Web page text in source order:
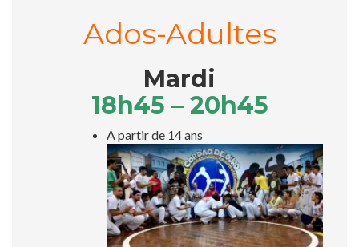
Ados-Adultes
Mardi
18h45 – 20h45
A partir de 14 ans